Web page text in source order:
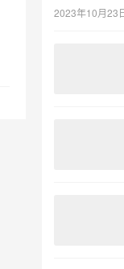
2023年10月23